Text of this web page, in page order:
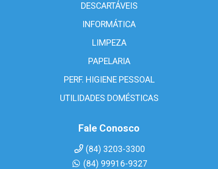
DESCARTÁVEIS
INFORMÁTICA
LIMPEZA
PAPELARIA
PERF. HIGIENE PESSOAL
UTILIDADES DOMÉSTICAS
Fale Conosco
(84) 3203-3300
(84) 99916-9327